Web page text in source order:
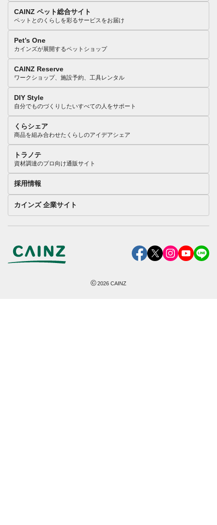
CAINZ ペット総合サイト
ペットとのくらしを彩るサービスをお届け
Pet’s One
カインズが展開するペットショップ
CAINZ Reserve
ワークショップ、施設予約、工具レンタル
DIY Style
自分でものづくりしたいすべての人をサポート
くらシェア
商品を組み合わせたくらしのアイデアシェア
トラノテ
資材調達のプロ向け通販サイト
採用情報
カインズ 企業サイト
©2026 CAINZ